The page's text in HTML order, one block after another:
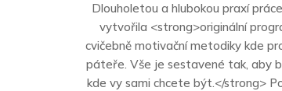
Dlouholetou a hlubokou praxí
vytvořila <strong>originální
cvičebně motivační metodiky kde
páteře. Vše je sestavené tak, aby
kde vy sami chcete být.</strong>